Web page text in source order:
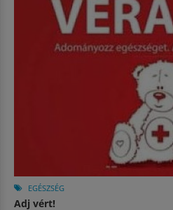
EGÉSZSÉG
Adj vért!